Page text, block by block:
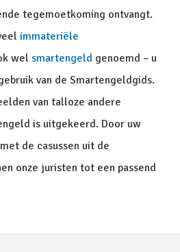
tegemoetkoming ontvangt.
immateriële
wel smartengeld genoemd – u
van de Smartengeldgids.
van talloze andere
is uitgekeerd. Door uw
de casussen uit de
onze juristen tot een passend